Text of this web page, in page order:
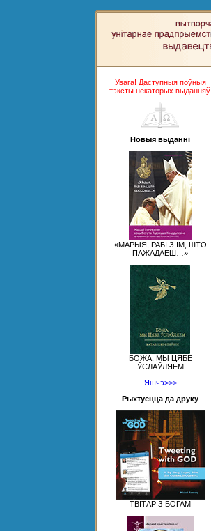
Увага! Даступныя поўныя
тэксты некаторых выданняў.
Новыя выданні
«МАРЫЯ, РАБІ З ІМ, ШТО
ПАЖАДАЕШ…»
БОЖА, МЫ ЦЯБЕ
ЎСЛАЎЛЯЕМ
Яшчэ>>>
Рыхтуецца да друку
ТВІТАР З БОГАМ